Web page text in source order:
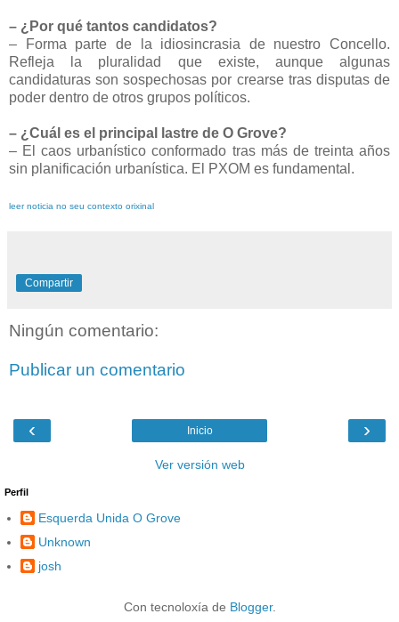
– ¿Por qué tantos candidatos?
– Forma parte de la idiosincrasia de nuestro Concello.
Refleja la pluralidad que existe, aunque algunas
candidaturas son sospechosas por crearse tras disputas de
poder dentro de otros grupos políticos.
– ¿Cuál es el principal lastre de O Grove?
– El caos urbanístico conformado tras más de treinta años
sin planificación urbanística. El PXOM es fundamental.
leer noticia no seu contexto orixinal
Compartir
Ningún comentario:
Publicar un comentario
‹ ›
Inicio
Ver versión web
Perfil
Esquerda Unida O Grove
Unknown
josh
Con tecnoloxía de Blogger.